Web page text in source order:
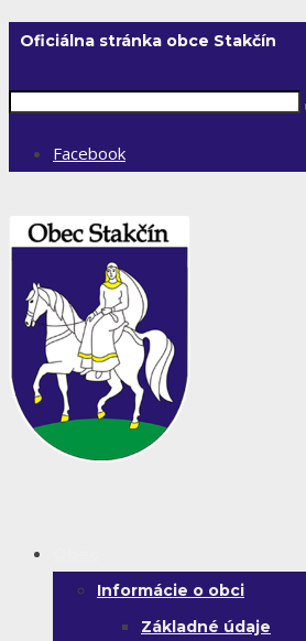
Oficiálna stránka obce Stakčín
Facebook
Informácie o obci
Základné údaje